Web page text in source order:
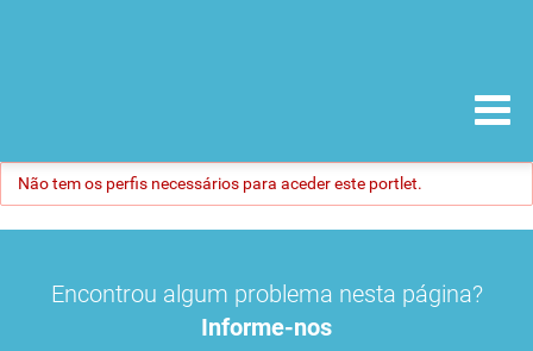
Não tem os perfis necessários para aceder este portlet.
Encontrou algum problema nesta página?
Informe-nos